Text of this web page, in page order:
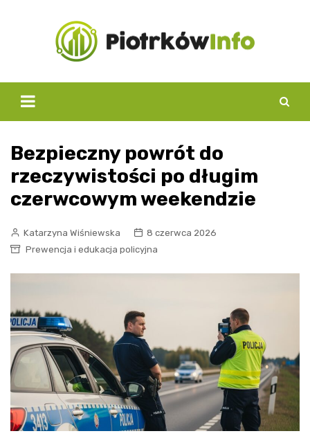
Bezpieczny powrót do
rzeczywistości po długim
czerwcowym weekendzie
Katarzyna Wiśniewska
8 czerwca 2026
Prewencja i edukacja policyjna